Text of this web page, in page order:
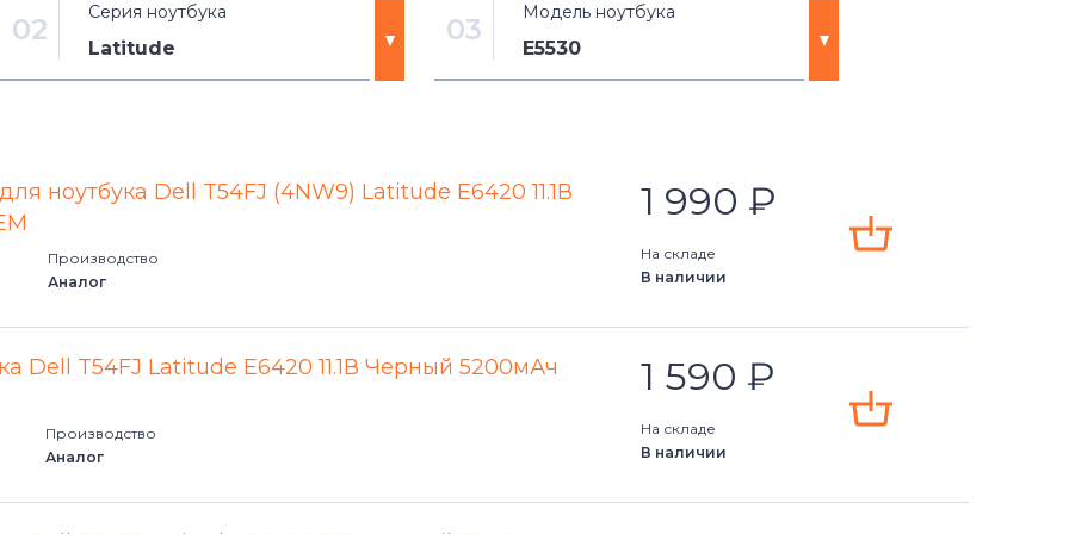
02 Серия ноутбука
Latitude
Alienware 15 Series
03 Модель ноутбука
E5530
12 7280
ноутбука Dell T54FJ (4NW9) Latitude E6420 11.1В
Производство
Аналог
1 990 ₽
На складе
В наличии
Dell T54FJ Latitude E6420 11.1В Черный 5200мАч
Производство
Аналог
1 590 ₽
На складе
В наличии